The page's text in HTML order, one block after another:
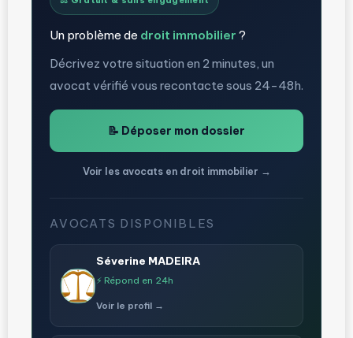
Un problème de droit immobilier ?
Décrivez votre situation en 2 minutes, un
avocat vérifié vous recontacte sous 24-48h.
📝 Déposer mon dossier
Voir les avocats en droit immobilier →
AVOCATS DISPONIBLES
Séverine MADEIRA
⚡ Répond en 24h
Voir le profil →